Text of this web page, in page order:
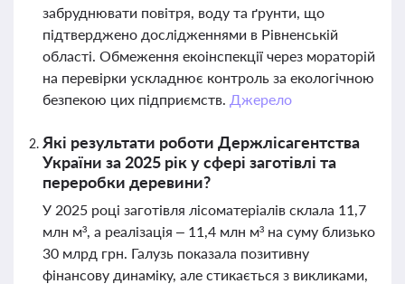
забруднювати повітря, воду та ґрунти, що
підтверджено дослідженнями в Рівненській
області. Обмеження екоінспекції через мораторій
на перевірки ускладнює контроль за екологічною
безпекою цих підприємств. Джерело
Які результати роботи Держлісагентства
України за 2025 рік у сфері заготівлі та
переробки деревини?
У 2025 році заготівля лісоматеріалів склала 11,7
млн м³, а реалізація – 11,4 млн м³ на суму близько
30 млрд грн. Галузь показала позитивну
фінансову динаміку, але стикається з викликами,